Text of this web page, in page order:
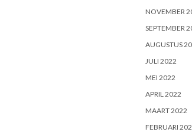
NOVEMBER
SEPTEMBER
AUGUSTUS
JULI 2022
MEI 2022
APRIL 2022
MAART 2022
FEBRUARI